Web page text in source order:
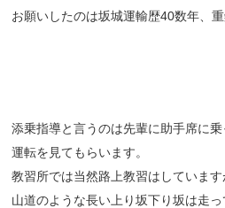
お願いしたのは坂城運輸歴40数年、重
添乗指導と言うのは先輩に助手席に
運転を見てもらいます。
教習所では当然路上教習はしています
山道のような長い上り坂下り坂は走っ